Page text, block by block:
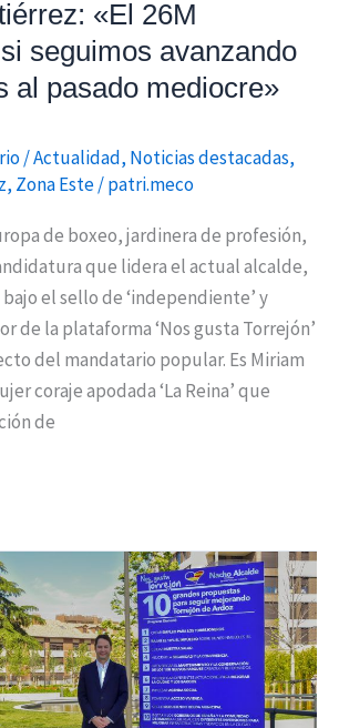
«El 26M
seguimos avanzando
al pasado mediocre»
/Actualidad, Noticias destacadas,
, Zona Este/patri.meco
de boxeo, jardinera de profesión,
que lidera el actual alcalde,
el sello de ‘independiente’ y
de la plataforma ‘Nos gusta Torrejón’
del mandatario popular. Es Miriam
coraje apodada ‘La Reina’ que
de